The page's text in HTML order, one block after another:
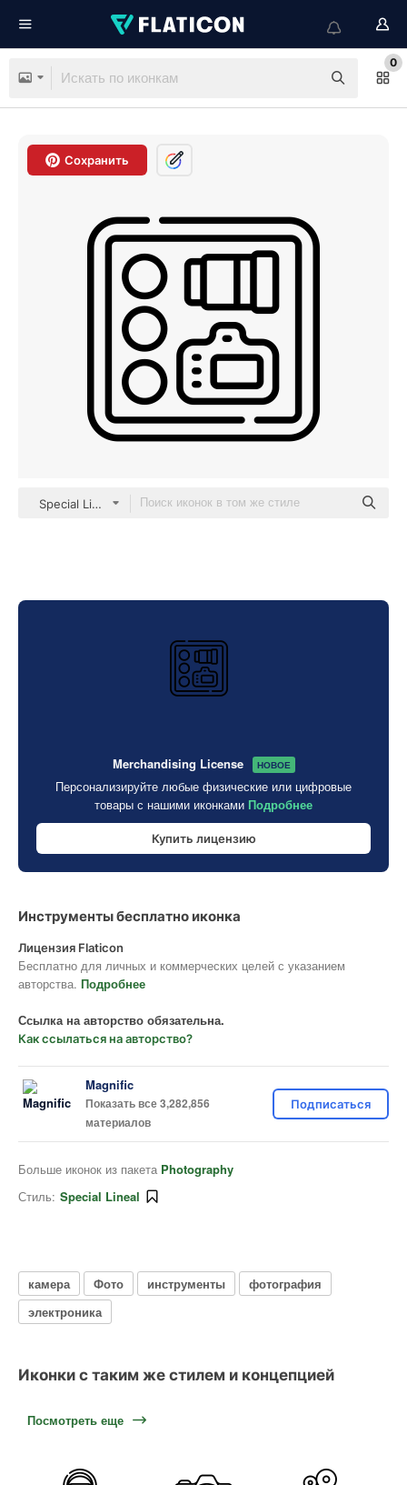
0
Сохранить
Special Lineal
Merchandising License НОВОЕ
Персонализируйте любые физические или цифровые
товары с нашими иконками Подробнее
Купить лицензию
Инструменты бесплатно иконка
Лицензия Flaticon
Бесплатно для личных и коммерческих целей с указанием
авторства. Подробнее
Ссылка на авторство обязательна.
Как ссылаться на авторство?
Magnific
Показать все 3,282,856
материалов
Подписаться
Больше иконок из пакета Photography
Стиль: Special Lineal
камера Фото инструменты
фотография
электроника
Иконки с таким же стилем и концепцией
Посмотреть еще